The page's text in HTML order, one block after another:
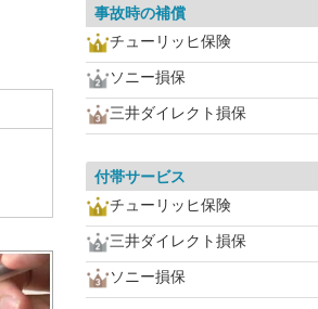
事故時の補償
チューリッヒ保険
ソニー損保
三井ダイレクト損保
付帯サービス
チューリッヒ保険
三井ダイレクト損保
ソニー損保